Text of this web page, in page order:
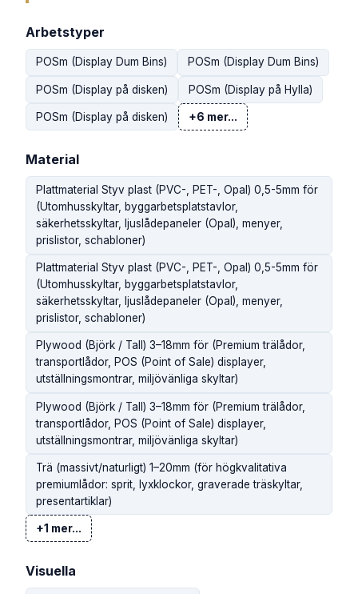
Arbetstyper
POSm (Display Dum Bins) POSm (Display Dum Bins)
POSm (Display på disken) POSm (Display på Hylla)
POSm (Display på disken) +6 mer...
Material
Plattmaterial Styv plast (PVC-, PET-, Opal) 0,5-5mm för
(Utomhusskyltar, byggarbetsplatstavlor,
säkerhetsskyltar, ljuslådepaneler (Opal), menyer,
prislistor, schabloner)
Plattmaterial Styv plast (PVC-, PET-, Opal) 0,5-5mm för
(Utomhusskyltar, byggarbetsplatstavlor,
säkerhetsskyltar, ljuslådepaneler (Opal), menyer,
prislistor, schabloner)
Plywood (Björk / Tall) 3–18mm för (Premium trälådor,
transportlådor, POS (Point of Sale) displayer,
utställningsmontrar, miljövänliga skyltar)
Plywood (Björk / Tall) 3–18mm för (Premium trälådor,
transportlådor, POS (Point of Sale) displayer,
utställningsmontrar, miljövänliga skyltar)
Trä (massivt/naturligt) 1–20mm (för högkvalitativa
premiumlådor: sprit, lyxklockor, graverade träskyltar,
presentartiklar)
+1 mer...
Visuella